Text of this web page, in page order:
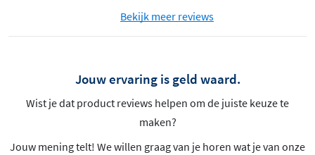
Bekijk meer reviews
Jouw ervaring is geld waard.
Wist je dat product reviews helpen om de juiste keuze te
maken?
Jouw mening telt! We willen graag van je horen wat je van onze